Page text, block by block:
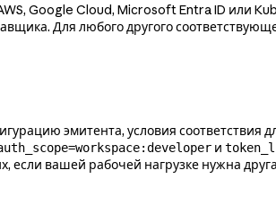
Google Cloud, Microsoft Entra ID или
Для любого другого
эмитента, условия соответствия
и
если вашей рабочей нагрузке нужна